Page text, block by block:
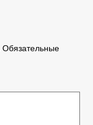
Обязательные